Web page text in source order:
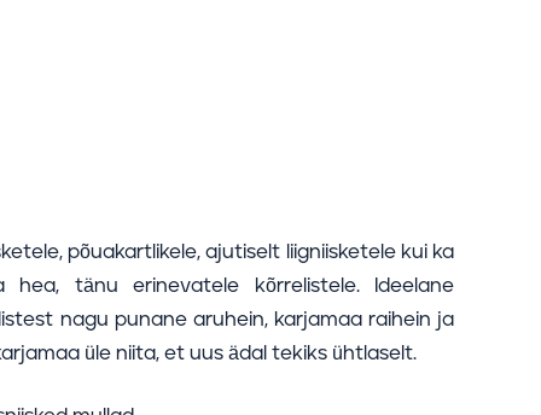
põuakartlikele, ajutiselt liigniisketele kui ka
hea, tänu erinevatele kõrrelistele. Ideelane
nagu punane aruhein, karjamaa raihein ja
üle niita, et uus ädal tekiks ühtlaselt.